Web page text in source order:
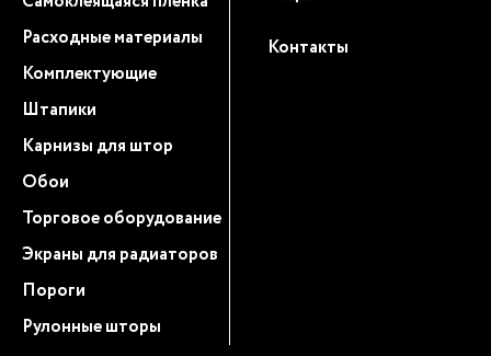
Расходные материалы
Комплектующие
Штапики
Карнизы для штор
Обои
Торговое оборудование
Экраны для радиаторов
Пороги
Рулонные шторы
Контакты